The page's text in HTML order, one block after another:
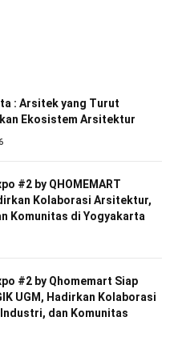
: Arsitek yang Turut
Ekosistem Arsitektur
#2 by QHOMEMART
Kolaborasi Arsitektur,
Komunitas di Yogyakarta
#2 by Qhomemart Siap
UGM, Hadirkan Kolaborasi
dan Komunitas